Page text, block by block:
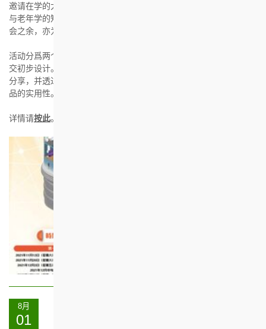
邀请在学的大专及大学生一起参与，让更多青年人运用创意及科技
与老年学的知识，创造提升长者生活质素的产品，缔造长者友善社
会之余，亦为乐龄科技行业注入新动力。
活动分爲两个回合，参加队伍先透过不同活动了解比赛主题，并提
交初步设计。而入围第二回合的队伍将有机会听取专家意见及经验
分享，并透过探访活动进一步认识长者实际日常所需，以提升其作
品的实用性。
详情请按此。
8月
01